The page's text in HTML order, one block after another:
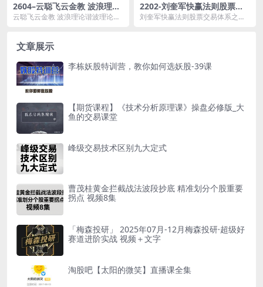
2604–云聪飞云金教 波浪理论
谐波理论
云聪飞云金教 波浪理论谐波理论资
2202-刘奎军快赢法则股票交
易体系之股票上涨的核心动力
刘奎军快赢法则股票交易体系之股
文章展示
李栋妖股特训营，教你如何选妖股-39课
【期货课程】《技术分析原理课》操盘必修版_大
鱼的交易课堂
峰级交易技术区别九大定式
曹茂桂黄金拦截战法波段抄底 精准划分个股重要
拐点 视频8集
「梅森投研」 2025年07月-12月梅森投研·超级好
赛道进阶实战 视频＋文字
淘股吧【太阳的微笑】直播课全集